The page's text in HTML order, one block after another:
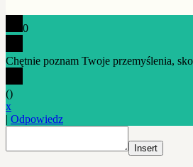
0
Chętnie poznam Twoje przemyślenia,
()
x
| Odpowiedz
Insert